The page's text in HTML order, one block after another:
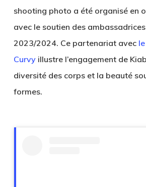
shooting photo a été organisé en
avec le soutien des
2023/2024. Ce partenariat avec
Curvyillustre l’engagement de
diversité des corps et la beauté
formes.